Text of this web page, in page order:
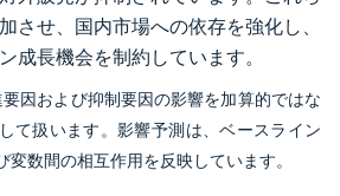
させ、国内市場への依存を強化し、
成長機会を制約しています。
因および抑制要因の影響を加算的ではな
て扱います。影響予測は、ベースライン
変数間の相互作用を反映しています。